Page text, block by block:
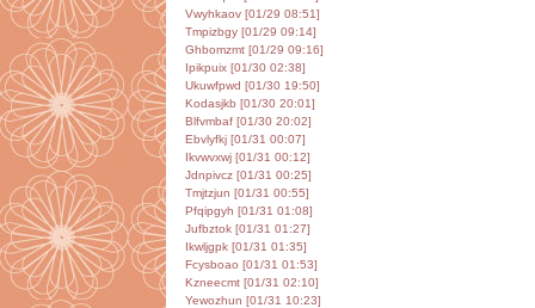
Vwyhkaov [01/29 08:51]
Tmpizbgy [01/29 09:14]
Ghbomzmt [01/29 09:16]
Ipikpuix [01/30 02:38]
Ukuwfpwd [01/30 19:50]
Kodasjkb [01/30 20:01]
Blfvmbaf [01/30 20:02]
Ebvlyfkj [01/31 00:07]
Ikvwvxwj [01/31 00:12]
Jdnpivcz [01/31 00:25]
Tmjtzjun [01/31 00:55]
Pfqipgyh [01/31 01:08]
Jufbztok [01/31 01:27]
Ikwljgpk [01/31 01:35]
Fcysboao [01/31 01:53]
Kzneecmt [01/31 02:10]
Yewozhun [01/31 10:23]